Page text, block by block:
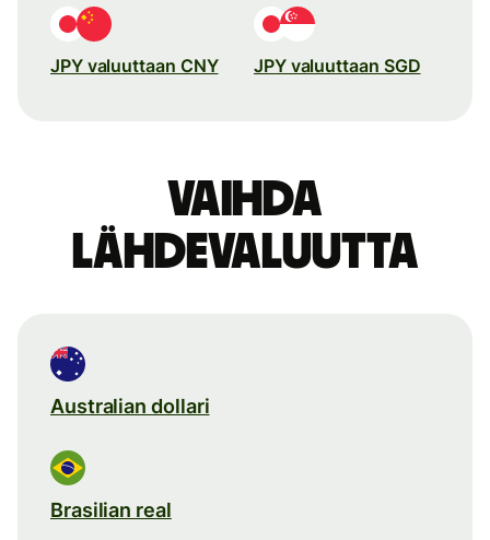
JPY valuuttaan CNY JPY valuuttaan SGD
Vaihda
lähdevaluutta
Australian dollari
Brasilian real